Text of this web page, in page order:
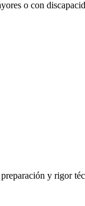
o con
y rigor